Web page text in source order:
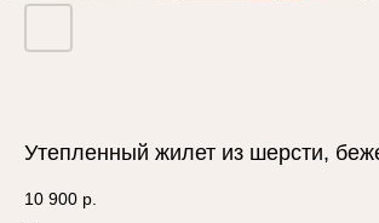
Утепленный жилет из шерсти,
10 900 р.